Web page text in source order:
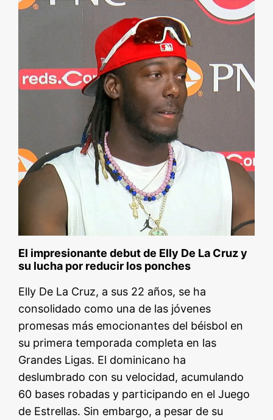
El impresionante debut de Elly De La Cruz y
su lucha por reducir los ponches
Elly De La Cruz, a sus 22 años, se ha
consolidado como una de las jóvenes
promesas más emocionantes del béisbol en
su primera temporada completa en las
Grandes Ligas. El dominicano ha
deslumbrado con su velocidad, acumulando
60 bases robadas y participando en el Juego
de Estrellas. Sin embargo, a pesar de su